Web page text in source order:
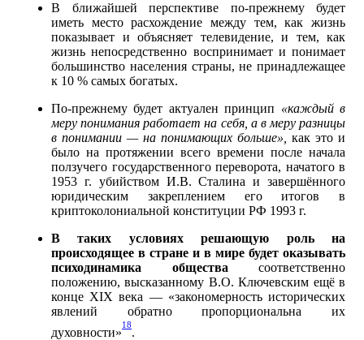
В ближайшей перспективе по-прежнему будет
иметь место расхождение между тем, как жизнь
показывает и объясняет телевидение, и тем, как
жизнь непосредственно воспринимает и понимает
большинство населения страны, не принадлежащее
к 10 % самых богатых.
По-прежнему будет актуален принцип «каждый в
меру понимания работает на себя, а в меру разницы
в понимании — на понимающих больше», как это и
было на протяжении всего времени после начала
ползучего государственного переворота, начатого в
1953 г. убийством И.В. Сталина и завершённого
юридическим закреплением его итогов в
криптоколониальной конституции РФ 1993 г.
В таких условиях решающую роль на
происходящее в стране и в мире будет оказывать
психодинамика общества соответственно
положению, высказанному В.О. Ключевским ещё в
конце XIX века — «закономерность исторических
явлений обратно пропорциональна их
духовности»
18
.